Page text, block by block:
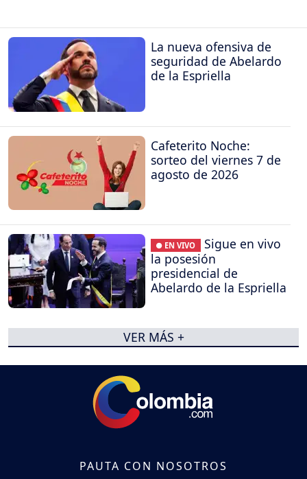
La nueva ofensiva de
seguridad de Abelardo
de la Espriella
Cafeterito Noche:
sorteo del viernes 7 de
agosto de 2026
● EN VIVO
Sigue en vivo
la posesión
presidencial de
Abelardo de la Espriella
VER MÁS +
PAUTA CON NOSOTROS